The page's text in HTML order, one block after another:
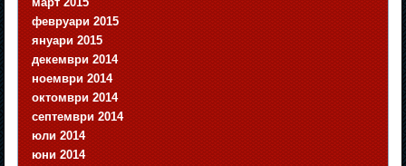
февруари 2015
януари 2015
декември 2014
ноември 2014
октомври 2014
септември 2014
юли 2014
юни 2014